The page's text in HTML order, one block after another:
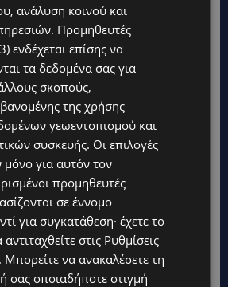
κυνήγι γυναίκα – Η απρόσμενη
σε βίντεο
ανάλυση κοινού και
Προμηθευτές
ενδέχεται επίσης να
τα δεδομένα σας για
σκοπούς,
της χρήσης
γεωεντοπισμού και
συσκευής. Οι επιλογές
μόνο για αυτόν τον
προμηθευτές
σε έννομο
για συγκατάθεση· έχετε το
στις Ρυθμίσεις
. Μπορείτε να ανακαλέσετε τη
σας οποιαδήποτε στιγμή